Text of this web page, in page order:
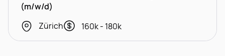
(m/w/d)
Zürich
160k - 180k